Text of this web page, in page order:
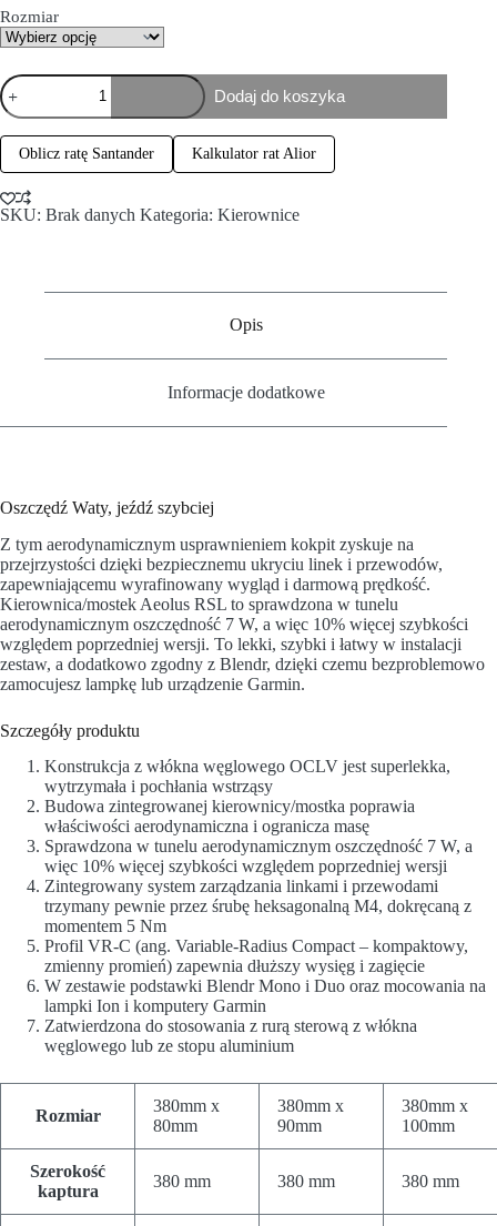
Rozmiar
Dodaj do koszyka
Oblicz ratę Santander Kalkulator rat Alior
SKU: Brak danych Kategoria: Kierownice
Opis
Informacje dodatkowe
Oszczędź Waty, jeźdź szybciej
Z tym aerodynamicznym usprawnieniem kokpit zyskuje na
przejrzystości dzięki bezpiecznemu ukryciu linek i przewodów,
zapewniającemu wyrafinowany wygląd i darmową prędkość.
Kierownica/mostek Aeolus RSL to sprawdzona w tunelu
aerodynamicznym oszczędność 7 W, a więc 10% więcej szybkości
względem poprzedniej wersji. To lekki, szybki i łatwy w instalacji
zestaw, a dodatkowo zgodny z Blendr, dzięki czemu bezproblemowo
zamocujesz lampkę lub urządzenie Garmin.
Szczegóły produktu
Konstrukcja z włókna węglowego OCLV jest superlekka,
wytrzymała i pochłania wstrząsy
Budowa zintegrowanej kierownicy/mostka poprawia
właściwości aerodynamiczna i ogranicza masę
Sprawdzona w tunelu aerodynamicznym oszczędność 7 W, a
więc 10% więcej szybkości względem poprzedniej wersji
Zintegrowany system zarządzania linkami i przewodami
trzymany pewnie przez śrubę heksagonalną M4, dokręcaną z
momentem 5 Nm
Profil VR-C (ang. Variable-Radius Compact – kompaktowy,
zmienny promień) zapewnia dłuższy wysięg i zagięcie
W zestawie podstawki Blendr Mono i Duo oraz mocowania na
lampki Ion i komputery Garmin
Zatwierdzona do stosowania z rurą sterową z włókna
węglowego lub ze stopu aluminium
Rozmiar
380mm x
80mm
380mm x
90mm
380mm x
100mm
Szerokość
kaptura
380 mm 380 mm 380 mm